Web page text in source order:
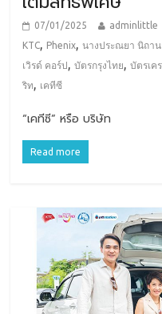
07/01/2025 adminlittle
KTC, Phenix,นางประณยา นิถา
เวิรด์ คอร์ป,บัตรกรุงไทย,บัตรเค
ริท, เคทีซี
“เคทีซี” หรือ บริษัท
Read more